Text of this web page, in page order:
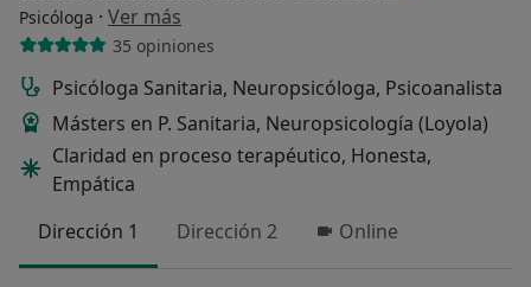
Psicóloga · Ver más
35 opiniones
Psicóloga Sanitaria, Neuropsicóloga, Psicoanalista
Másters en P. Sanitaria, Neuropsicología (Loyola)
Claridad en proceso terapéutico, Honesta,
Empática
Dirección 1
Dirección 2 Online